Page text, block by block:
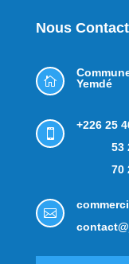
Nous

Yemdé

+226 25
53 20
70 27
